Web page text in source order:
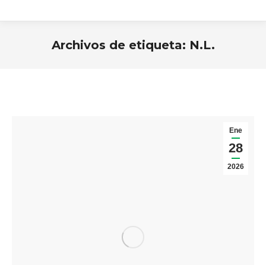
Archivos de etiqueta: N.L.
Ene
28
2026